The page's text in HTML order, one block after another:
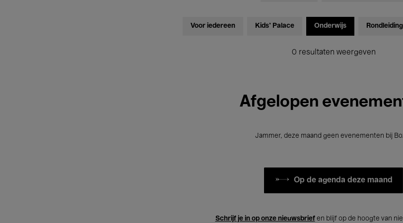
Voor iedereen Kids’ Palace Onderwijs
0 resultaten weergeven
Afgelopen
Jammer, deze maand geen evenementen bij
Op de agenda deze maand
Schrijf je in op onze nieuwsbriefen blijf op de hoogte van